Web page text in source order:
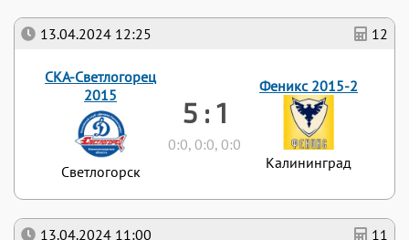
13.04.2024 11:00 11
13.04.2024 12:25 12
СКА-Светлогорец
2015
Светлогорск
5 : 1
0:0, 0:0, 0:0
Феникс 2015-2
Калининград